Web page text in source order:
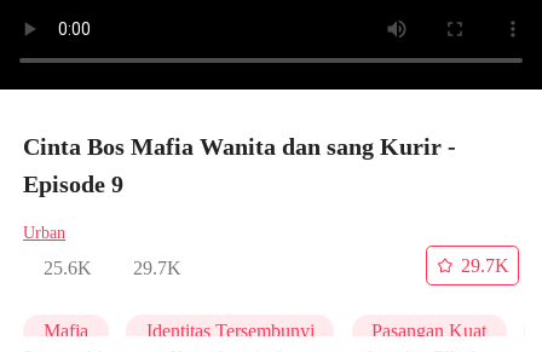
Cinta Bos Mafia Wanita dan sang Kurir -
Episode 9
Urban
25.6K 29.7K
29.7K
Mafia Identitas Tersembunyi Pasangan Kuat